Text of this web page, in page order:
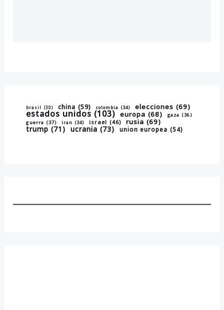
brasil (30) china (59) colombia (34) elecciones (69)
estados unidos (103) europa (68) gaza (36)
guerra (37) iran (34) israel (46) rusia (69)
trump (71) ucrania (73) union europea (54)